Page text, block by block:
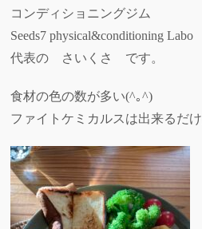
コンディショニングジム
Seeds7 physical&conditioning Labo
代表の さいくさ です。
食材の色の数が多い(^｡^)
ファイトケミカルスは出来るだ